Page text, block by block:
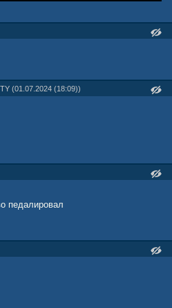
(01.07.2024 (18:09))
педалировал